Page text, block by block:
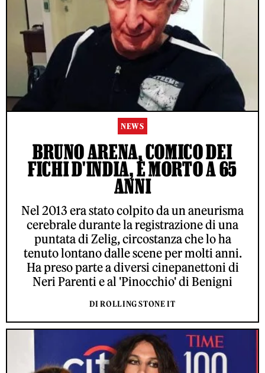
NEWS
BRUNO ARENA, COMICO DEI
FICHI D'INDIA, È MORTO A 65
ANNI
Nel 2013 era stato colpito da un aneurisma
cerebrale durante la registrazione di una
puntata di Zelig, circostanza che lo ha
tenuto lontano dalle scene per molti anni.
Ha preso parte a diversi cinepanettoni di
Neri Parenti e al 'Pinocchio' di Benigni
DI ROLLING STONE IT